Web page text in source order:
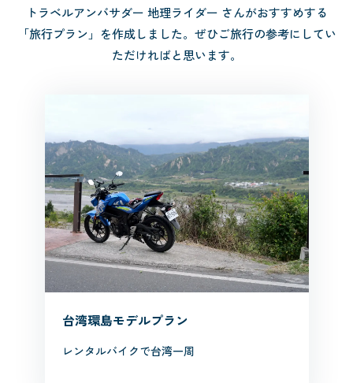
トラベルアンバサダー 地理ライダー さんがおすすめする
「旅行プラン」を作成しました。 ぜひご旅行の参考にしてい
ただければと思います。
台湾環島モデルプラン
レンタルバイクで台湾一周